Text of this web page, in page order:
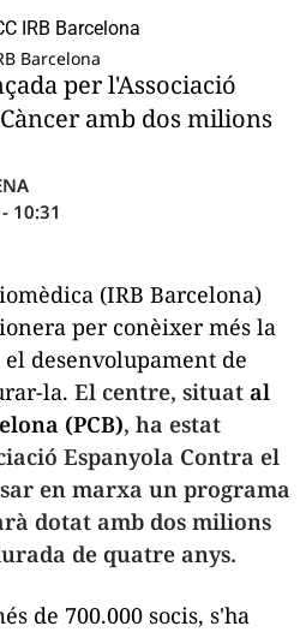
Barcelona
per l'Associació
amb dos milions
10:31
(IRB Barcelona)
per conèixer més la
desenvolupament de
la. El centre, situat al
(PCB), ha estat
Espanyola Contra el
en marxa un programa
dotat amb dos milions
de quatre anys.
de 700.000 socis, s'ha